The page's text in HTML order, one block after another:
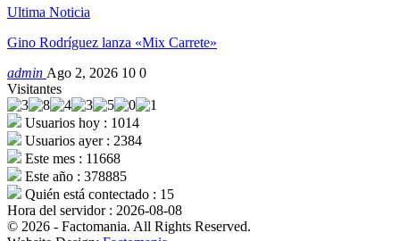
Ultima Noticia
Gino Rodríguez lanza «Mix Carrete»
admin Ago 2, 2026 10 0
Visitantes
Usuarios hoy : 1014
Usuarios ayer : 2384
Este mes : 11668
Este año : 378885
Quién está contectado : 15
Hora del servidor : 2026-08-08
© 2026 - Factomania. All Rights Reserved.